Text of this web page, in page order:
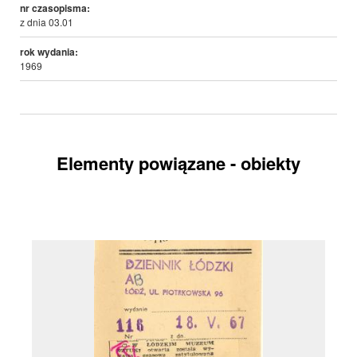
nr czasopisma:
z dnia 03.01
rok wydania:
1969
Elementy powiązane - obiekty